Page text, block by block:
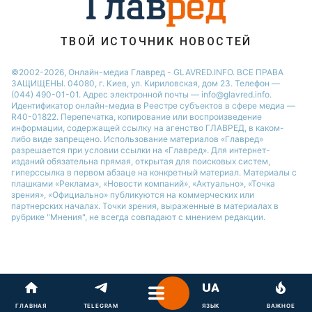
ТВОЙ ИСТОЧНИК НОВОСТЕЙ
©2002-2026, Онлайн-медиа Главред - GLAVRED.INFO. ВСЕ ПРАВА
ЗАЩИЩЕНЫ. 04080, г. Киев, ул. Кириловская, дом 23. Телефон —
(044) 490-01-01. Адрес электронной почты — info@glavred.info.
Идентификатор онлайн-медиа в Реестре cубъектов в сфере медиа —
R40-01822. Перепечатка, копирование или воспроизведение
информации, содержащей ссылку на агенство ГЛАВРЕД, в каком-
либо виде запрещено. Использование материалов «Главред»
разрешается при условии ссылки на «Главред». Для интернет-
изданий обязательна прямая, открытая для поисковых систем,
гиперссылка в первом абзаце на конкретный материал. Материалы с
плашками «Реклама», «Новости компаний», «Актуально», «Точка
зрения», «Официально» публикуются на коммерческих или
партнерских началах. Точки зрения, выраженные в материалах в
рубрике "Мнения", не всегда совпадают с мнением редакции.
ГЛАВНАЯ TELEGRAM ЯЗЫК ВАЖНОЕ